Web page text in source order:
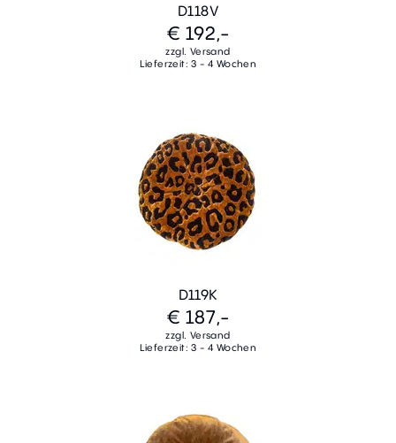
D118V
€ 192,-
zzgl. Versand
Lieferzeit: 3 - 4 Wochen
D119K
€ 187,-
zzgl. Versand
Lieferzeit: 3 - 4 Wochen